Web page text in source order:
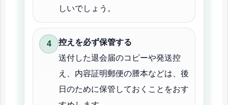
しいでしょう。
控えを必ず保管する
送付した退会届のコピーや発送控
え、内容証明郵便の謄本などは、後
日のために保管しておくことをおす